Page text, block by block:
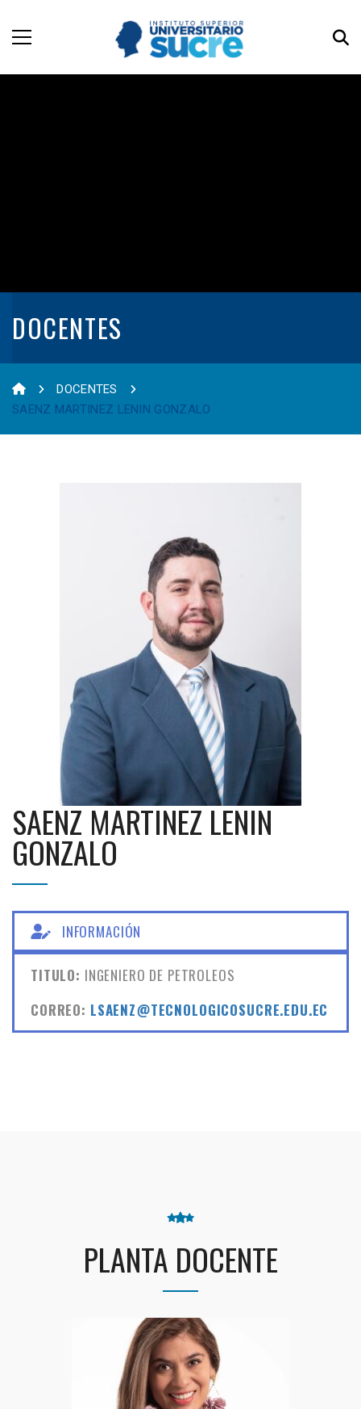
DOCENTES
DOCENTES
SAENZ MARTINEZ LENIN GONZALO
SAENZ MARTINEZ LENIN
GONZALO
INFORMACIÓN
TITULO: INGENIERO DE PETROLEOS
CORREO: LSAENZ@TECNOLOGICOSUCRE.EDU.EC
PLANTA DOCENTE